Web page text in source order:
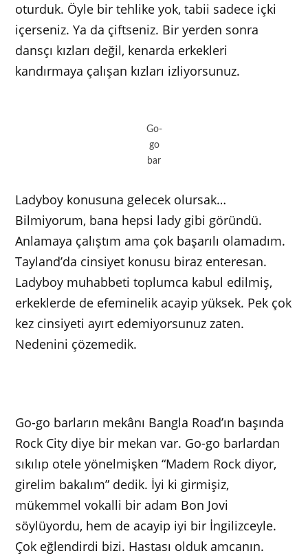
oturduk. Öyle bir tehlike yok, tabii sadece içki
içerseniz. Ya da çiftseniz. Bir yerden sonra
dansçı kızları değil, kenarda erkekleri
kandırmaya çalışan kızları izliyorsunuz.
Go-
go
bar
Ladyboy konusuna gelecek olursak…
Bilmiyorum, bana hepsi lady gibi göründü.
Anlamaya çalıştım ama çok başarılı olamadım.
Tayland’da cinsiyet konusu biraz enteresan.
Ladyboy muhabbeti toplumca kabul edilmiş,
erkeklerde de efeminelik acayip yüksek. Pek çok
kez cinsiyeti ayırt edemiyorsunuz zaten.
Nedenini çözemedik.
Go-go barların mekânı Bangla Road’ın başında
Rock City diye bir mekan var. Go-go barlardan
sıkılıp otele yönelmişken “Madem Rock diyor,
girelim bakalım” dedik. İyi ki girmişiz,
mükemmel vokalli bir adam Bon Jovi
söylüyordu, hem de acayip iyi bir İngilizceyle.
Çok eğlendirdi bizi. Hastası olduk amcanın.